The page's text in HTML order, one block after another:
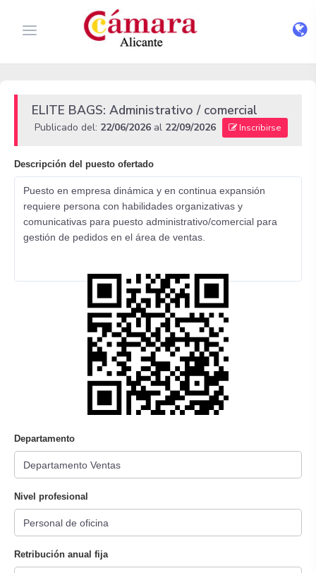
ELITE BAGS: Administrativo / comercial
Publicado del: 22/06/2026 al 22/09/2026 Inscribirse
Descripción del puesto ofertado
Puesto en empresa dinámica y en continua expansión
requiere persona con habilidades organizativas y
comunicativas para puesto administrativo/comercial para
gestión de pedidos en el área de ventas.
Departamento
Nivel profesional
Retribución anual fija